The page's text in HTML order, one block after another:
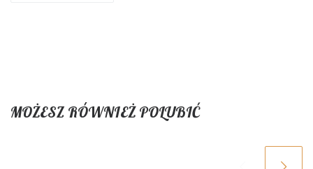
MOŻESZ RÓWNIEŻ POLUBIĆ